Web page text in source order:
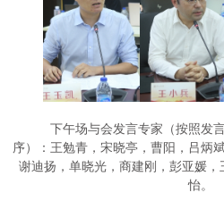
下午场与会发言专家（按照发
序）：王勉青，宋晓亭，曹阳，吕炳
谢迪扬，单晓光，商建刚，彭亚媛
怡。